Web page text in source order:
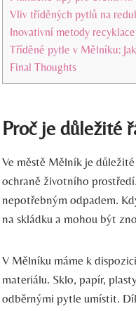
Vliv tříděných pytlů na
Inovativní metody
Tříděné pytle v Mělníku:
Final Thoughts
Proč je důležité
Ve městě Mělník je
ochraně životního
nepotřebným odpadem.
na skládku a mohou být
V Mělníku máme k
materiálu. Sklo, papír,
odběrnými pytle umístit.